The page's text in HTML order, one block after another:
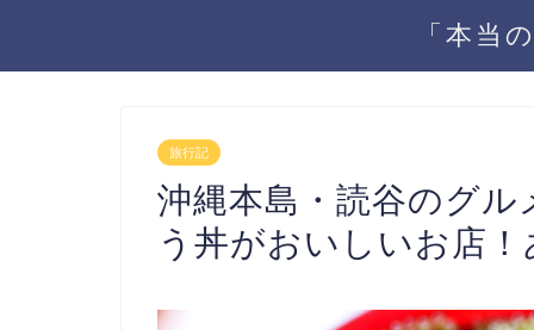
「本当
旅行記
沖縄本島・読谷のグ
う丼がおいしいお店